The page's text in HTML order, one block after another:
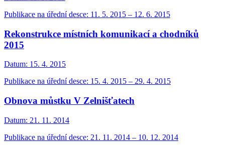
Publikace na úřední desce: 11. 5. 2015 – 12. 6. 2015
Rekonstrukce místních komunikací a chodníků
2015
Datum: 15. 4. 2015
Publikace na úřední desce: 15. 4. 2015 – 29. 4. 2015
Obnova můstku V Zelnišťatech
Datum: 21. 11. 2014
Publikace na úřední desce: 21. 11. 2014 – 10. 12. 2014